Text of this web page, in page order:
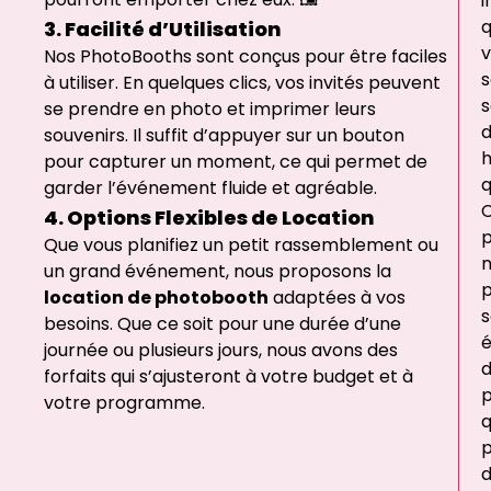
3. Facilité d’Utilisation
Nos PhotoBooths sont conçus pour être faciles
à utiliser. En quelques clics, vos invités peuvent
se prendre en photo et imprimer leurs
souvenirs. Il suffit d’appuyer sur un bouton
pour capturer un moment, ce qui permet de
garder l’événement fluide et agréable.
4. Options Flexibles de Location
Que vous planifiez un petit rassemblement ou
un grand événement, nous proposons la
location de photobooth adaptées à vos
besoins. Que ce soit pour une durée d’une
journée ou plusieurs jours, nous avons des
forfaits qui s’ajusteront à votre budget et à
votre programme.